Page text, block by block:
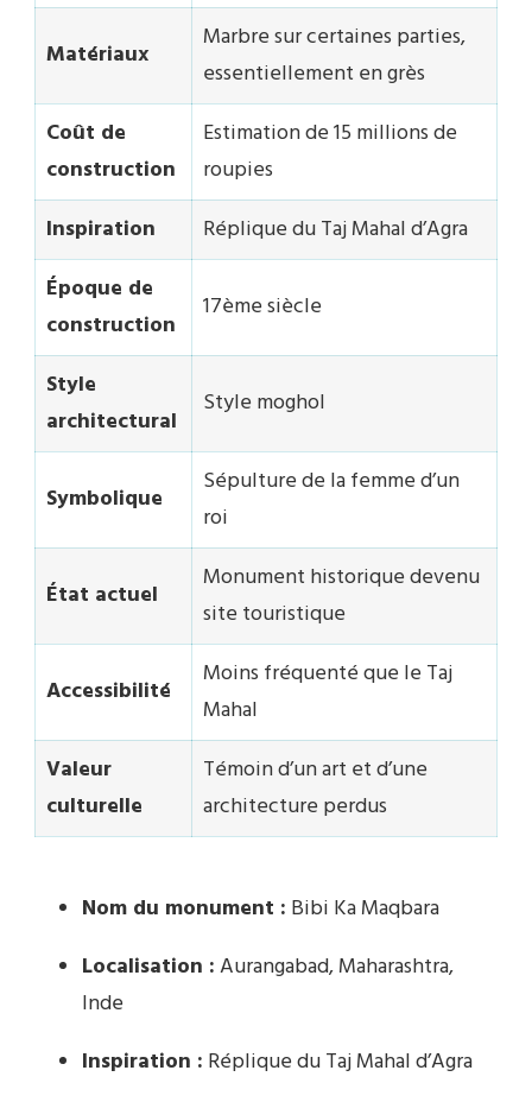
Matériaux
Marbre sur certaines parties,
essentiellement en grès
Coût de
construction
Estimation de 15 millions de
roupies
Inspiration
Réplique du Taj Mahal d’Agra
Époque de
construction
17ème siècle
Style
architectural
Style moghol
Symbolique
Sépulture de la femme d’un
roi
État actuel
Monument historique devenu
site touristique
Accessibilité
Moins fréquenté que le Taj
Mahal
Valeur
culturelle
Témoin d’un art et d’une
architecture perdus
Nom du monument : Bibi Ka Maqbara
Localisation :Aurangabad, Maharashtra,
Inde
Inspiration : Réplique du Taj Mahal d’Agra